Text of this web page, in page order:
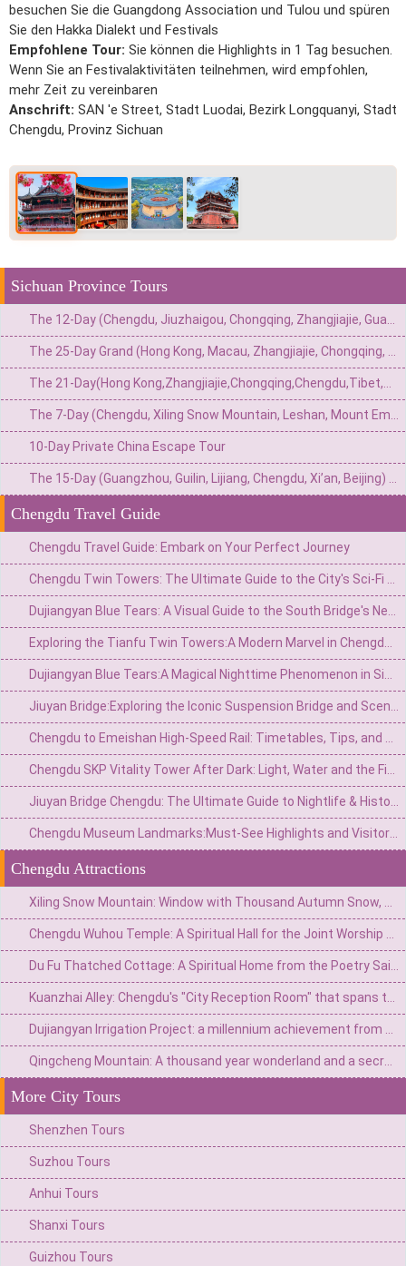
besuchen Sie die Guangdong Association und Tulou und spüren
Sie den Hakka Dialekt und Festivals
Empfohlene Tour: Sie können die Highlights in 1 Tag besuchen.
Wenn Sie an Festivalaktivitäten teilnehmen, wird empfohlen,
mehr Zeit zu vereinbaren
Anschrift: SAN 'e Street, Stadt Luodai, Bezirk Longquanyi, Stadt
Chengdu, Provinz Sichuan
Sichuan Province Tours
10-Day Private China Escape Tour
Chengdu Travel Guide
Chengdu Travel Guide: Embark on Your Perfect Journey
Chengdu Attractions
More City Tours
Shenzhen Tours
Suzhou Tours
Anhui Tours
Shanxi Tours
Guizhou Tours